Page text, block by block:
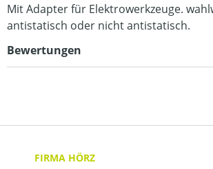
Mit Adapter für Elektrowerkzeuge.
antistatisch oder nicht antistatisch.
Bewertungen
FIRMA HÖRZ